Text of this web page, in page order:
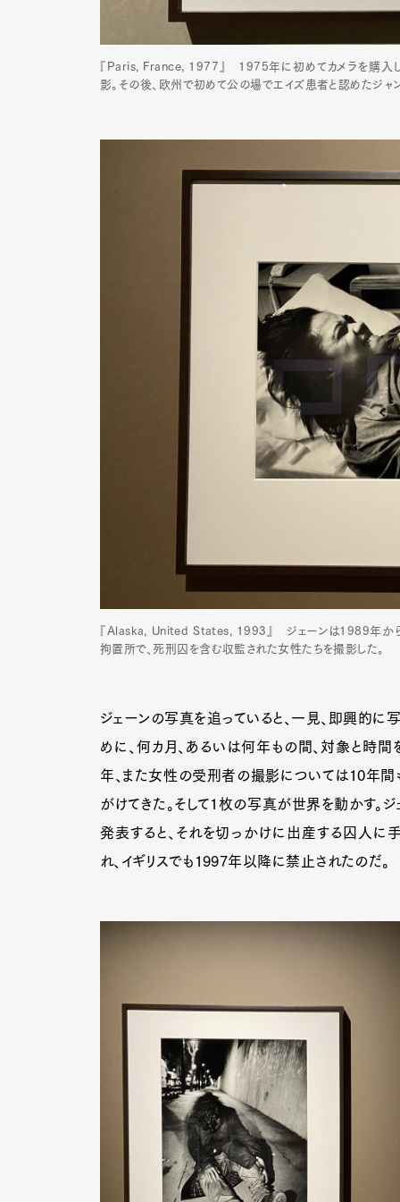
Pen
『Paris, France, 1977』 1975年に初めてカメラを購入し
影。その後、欧州で初めて公の場でエイズ患者と認めたジャ
『Alaska, United States, 1993』 ジェーンは1989年か
拘置所で、死刑囚を含む収監された女性たちを撮影した。
ジェーンの写真を追っていると、一見、即興的に
めに、何カ月、あるいは何年もの間、対象と時
年、また女性の受刑者の撮影については10年間
がけてきた。そして1枚の写真が世界を動かす。
発表すると、それを切っかけに出産する囚人
れ、イギリスでも1997年以降に禁止されたのだ。